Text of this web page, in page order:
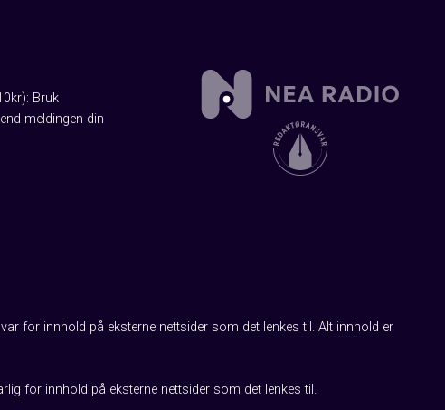
Bruk
meldingen din
for innhold på eksterne nettsider som det lenkes til. Alt innhold er
for innhold på eksterne nettsider som det lenkes til.